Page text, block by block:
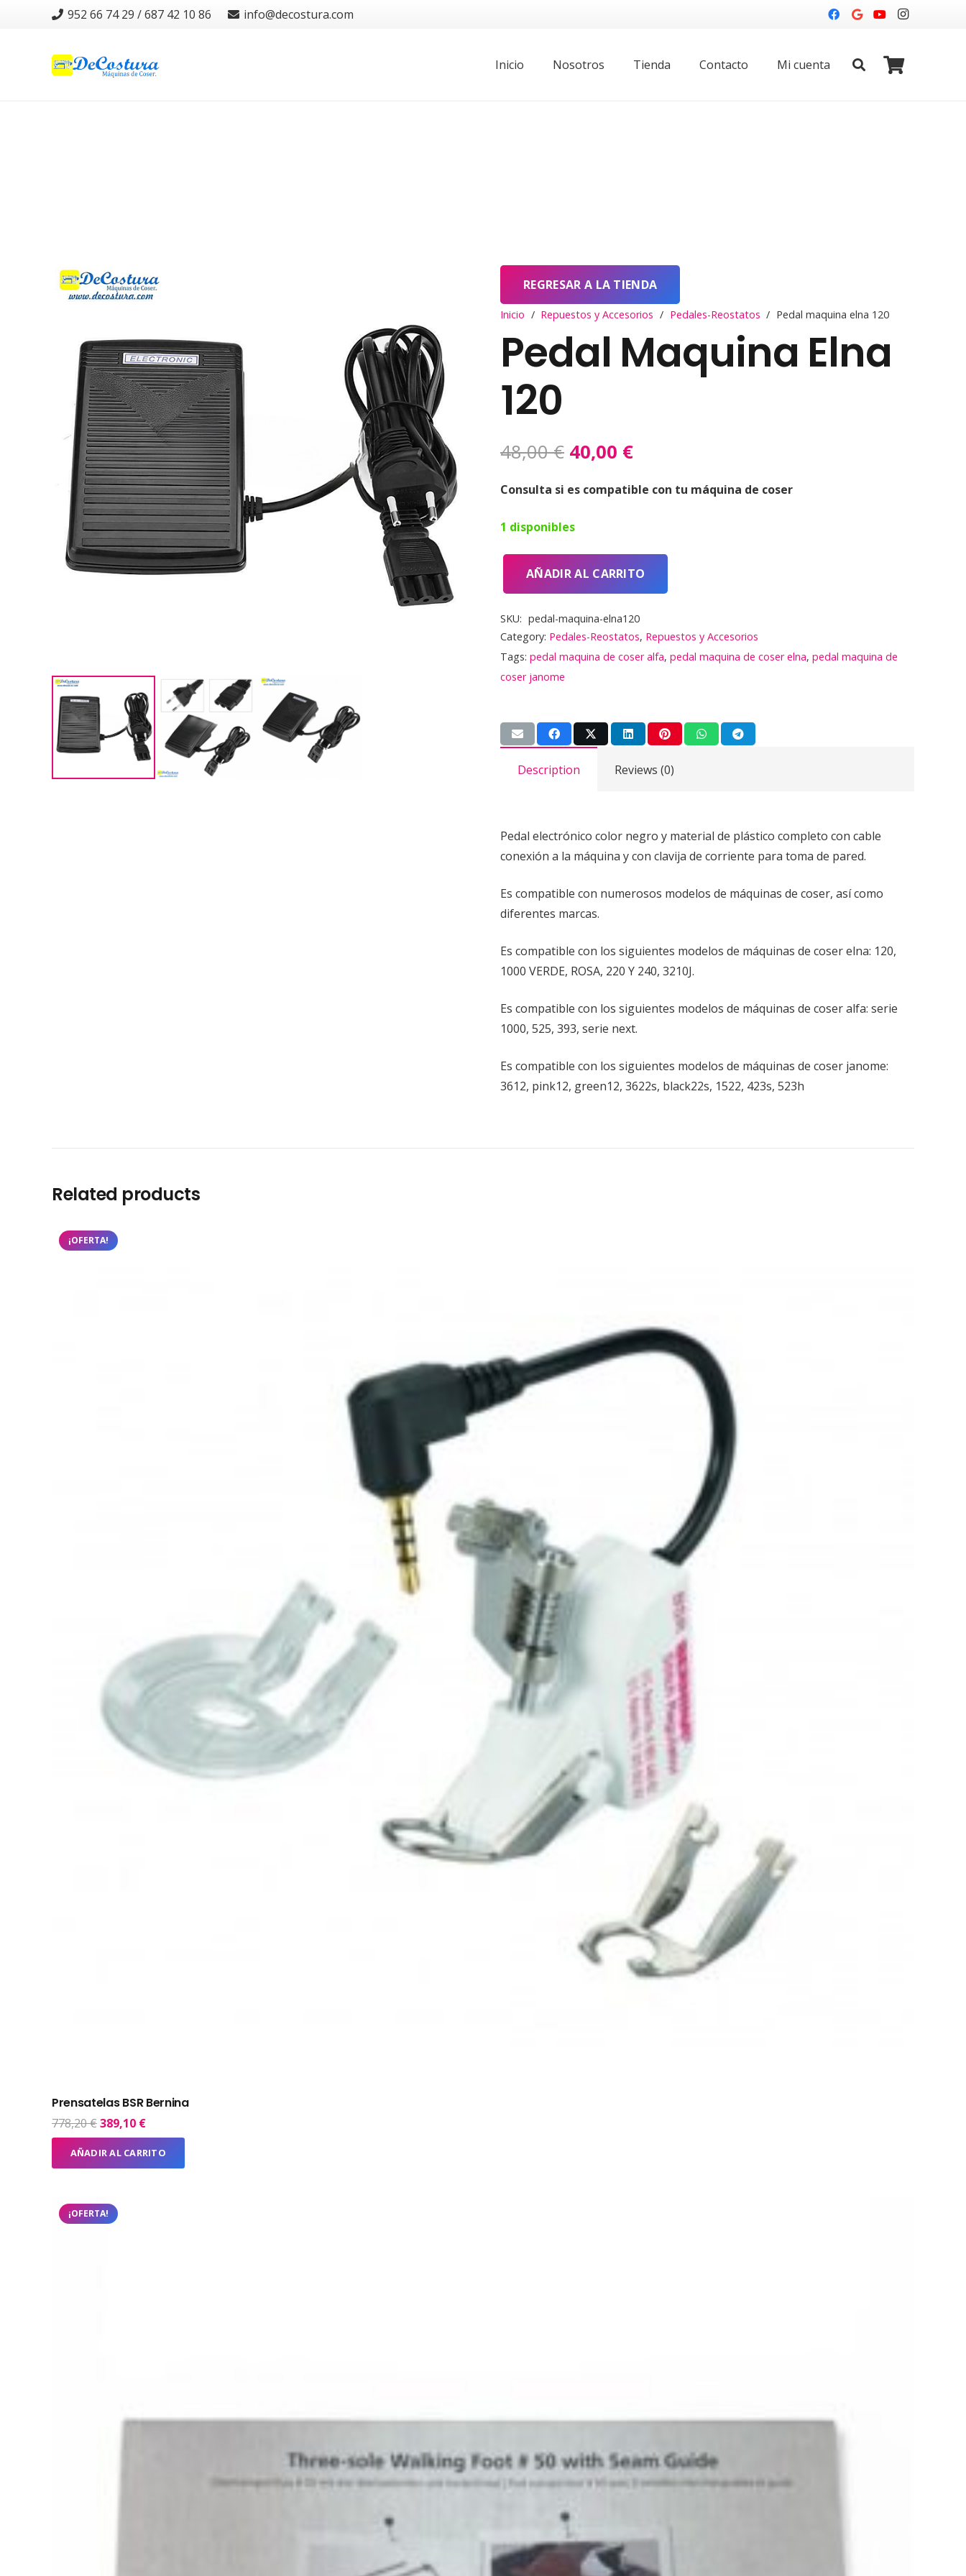
952 66 74 29 / 687 42 10 86 info@decostura.com
Inicio Nosotros Tienda Contacto Mi cuenta
REGRESAR A LA TIENDA
Inicio / Repuestos y Accesorios / Pedales-Reostatos / Pedal maquina elna 120
Pedal Maquina Elna
120
48,00€ El
original
48,00 €.
40,00 €El
actual
Consulta si es compatible con tu máquina de coser
1 disponibles
Pedal
elna
120
cantidad
AÑADIR AL CARRITO
SKU: pedal-maquina-elna120
Category: Pedales-Reostatos, Repuestos y Accesorios
Tags: pedal maquina de coser alfa, pedal maquina de coser elna, pedal maquina de
coser janome
Description Reviews (0)
Pedal electrónico color negro y material de plástico completo con cable
conexión a la máquina y con clavija de corriente para toma de pared.
Es compatible con numerosos modelos de máquinas de coser, así como
diferentes marcas.
Es compatible con los siguientes modelos de máquinas de coser elna: 120,
1000 VERDE, ROSA, 220 Y 240, 3210J.
Es compatible con los siguientes modelos de máquinas de coser alfa: serie
1000, 525, 393, serie next.
Es compatible con los siguientes modelos de máquinas de coser janome:
3612, pink12, green12, 3622s, black22s, 1522, 423s, 523h
Related products
¡OFERTA!
Prensatelas BSR Bernina
778,20€El
precio
778,20 €.
389,10 €El
precio
AÑADIR AL CARRITO
¡OFERTA!